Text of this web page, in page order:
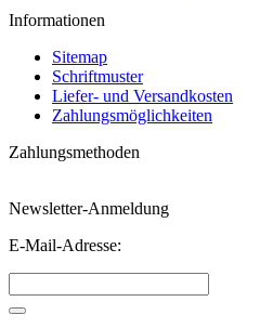
Informationen
Sitemap
Schriftmuster
Liefer- und Versandkosten
Zahlungsmöglichkeiten
Zahlungsmethoden
Newsletter-Anmeldung
E-Mail-Adresse: